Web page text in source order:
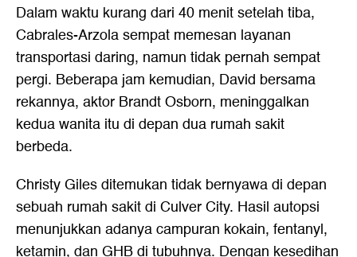
Dalam waktu kurang dari 40 menit setelah tiba,
Cabrales-Arzola sempat memesan layanan
transportasi daring, namun tidak pernah sempat
pergi. Beberapa jam kemudian, David bersama
rekannya, aktor Brandt Osborn, meninggalkan
kedua wanita itu di depan dua rumah sakit
berbeda.
Christy Giles ditemukan tidak bernyawa di depan
sebuah rumah sakit di Culver City. Hasil autopsi
menunjukkan adanya campuran kokain, fentanyl,
ketamin, dan GHB di tubuhnya. Dengan kesedihan